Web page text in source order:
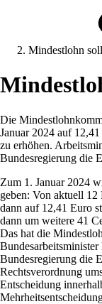
Mindestlohn
Die
Januar 2024 auf
zu erhöhen.
Bundesregierung die
Zum 1. Januar 2024
geben: Von aktuell
dann auf 12,41 Euro
dann um weitere 41
Das hat die
Bundesregierung die
Rechtsverordnung
Entscheidung